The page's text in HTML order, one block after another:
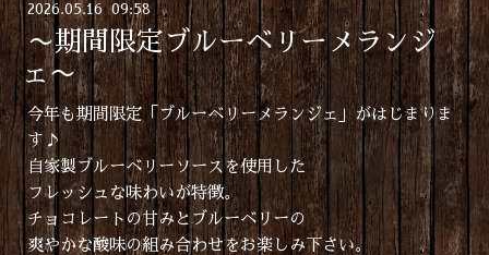
2026. 05.16 09:58
〜期間限定ブルーベリーメランジ
ェ〜
今年も期間限定「ブルーベリーメランジェ」がはじまりま
す♪
自家製ブルーベリーソースを使用した
フレッシュな味わいが特徴。
チョコレートの甘みとブルーベリーの
爽やかな酸味の組み合わせをお楽しみ下さい。